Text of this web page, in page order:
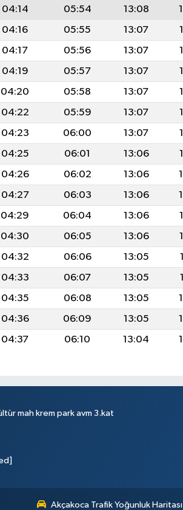
04:14 05:54 13:08
04:16 05:55 13:07
04:17 05:56 13:07
04:19 05:57 13:07
04:20 05:58 13:07
04:22 05:59 13:07
04:23 06:00 13:07
04:25 06:01 13:06
04:26 06:02 13:06
04:27 06:03 13:06
04:29 06:04 13:06
04:30 06:05 13:06
04:32 06:06 13:05
04:33 06:07 13:05
04:35 06:08 13:05
04:36 06:09 13:05
04:37 06:10 13:04
mah krem park avm 3.kat
Akçakoca Trafik Yoğunluk Haritası